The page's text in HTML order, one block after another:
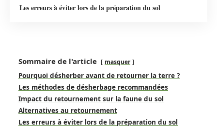
Les erreurs à éviter lors de la préparation du sol
Sommaire de l'article masquer
Pourquoi désherber avant de retourner la terre ?
Les méthodes de désherbage recommandées
Impact du retournement sur la faune du sol
Alternatives au retournement
Les erreurs à éviter lors de la préparation du sol